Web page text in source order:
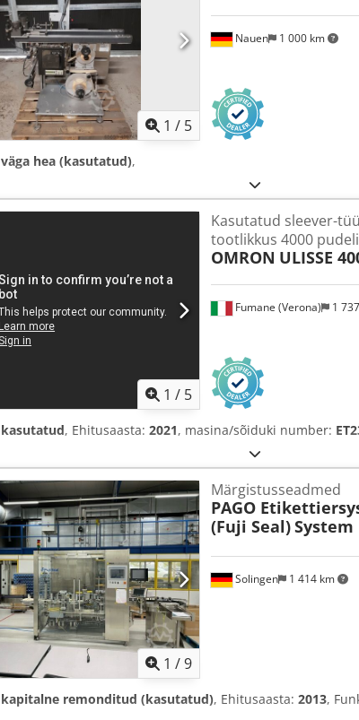
1 / 5
Nauen 1 000 km
väga hea (kasutatud),
1 / 5
Fumane (Verona) 1
Kasutatud sleever-
tootlikkus 4000
OMRON ULISSE
kasutatud, Ehitusaasta: 2021, masina/sõiduki number:
1 /9
Solingen 1 414 km
Märgistusseadmed
PAGO
(Fuji Seal)System
kapitalne remonditud (kasutatud), Ehitusaasta: 2013,